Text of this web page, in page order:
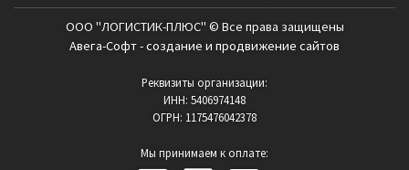
ООО "ЛОГИСТИК-ПЛЮС" © Все права защищены
Авега-Софт - создание и продвижение сайтов
Реквизиты организации:
ИНН: 5406974148
ОГРН: 1175476042378
Мы принимаем к оплате: